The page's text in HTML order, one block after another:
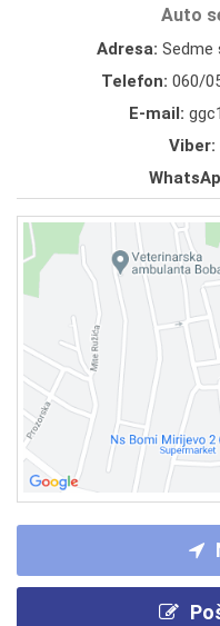
Auto
Adresa: Sedme
Telefon: 060/
E-mail:
Viber: